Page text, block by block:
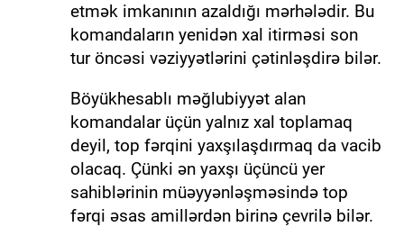
etmək imkanının azaldığı mərhələdir. Bu
komandaların yenidən xal itirməsi son
tur öncəsi vəziyyətlərini çətinləşdirə bilər.
Böyükhesablı məğlubiyyət alan
komandalar üçün yalnız xal toplamaq
deyil, top fərqini yaxşılaşdırmaq da vacib
olacaq. Çünki ən yaxşı üçüncü yer
sahiblərinin müəyyənləşməsində top
fərqi əsas amillərdən birinə çevrilə bilər.